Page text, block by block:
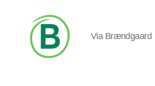
Via Brændgaard